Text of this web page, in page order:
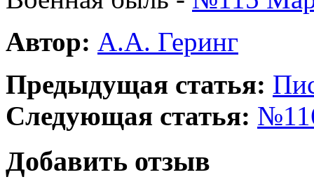
Автор: А.А. Геринг
Предыдущая статья:
Следующая статья:
Добавить отзыв